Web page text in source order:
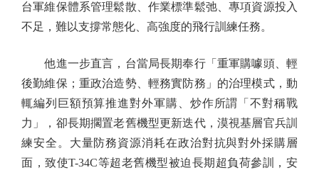
台軍維保體系管理鬆散、作業標準鬆弛、專項資源投入
不足，難以支撐常態化、高強度的飛行訓練任務。
他進一步直言，台當局長期奉行「重軍購噱頭、輕
後勤維保；重政治造勢、輕務實防務」的治理模式，動
輒編列巨額預算推進對外軍購、炒作所謂「不對稱戰
力」，卻長期擱置老舊機型更新迭代，漠視基層官兵訓
練安全。大量防務資源消耗在政治對抗與對外採購層
面，致使T-34C等超老舊機型被迫長期超負荷參訓，安